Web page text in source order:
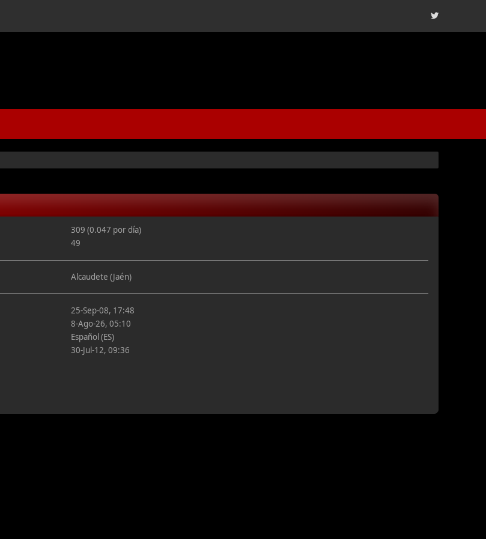
309 (0.047 por día)
49
Alcaudete (Jaén)
25-Sep-08, 17:48
8-Ago-26, 05:10
Español (ES)
30-Jul-12, 09:36